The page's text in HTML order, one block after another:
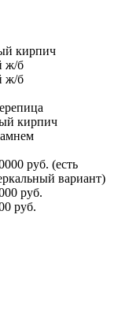
кирпич
ж/б
ж/б
кирпич
руб. (есть
вариант)
руб.
руб.